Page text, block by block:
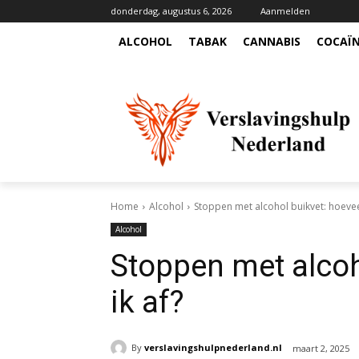
donderdag, augustus 6, 2026 Aanmelden
ALCOHOL TABAK CANNABIS
Home Alcohol Stoppen met alcohol buikvet:
Alcohol
Stoppen met
ik af?
By verslavingshulpnederland.nl maart 2, 2025